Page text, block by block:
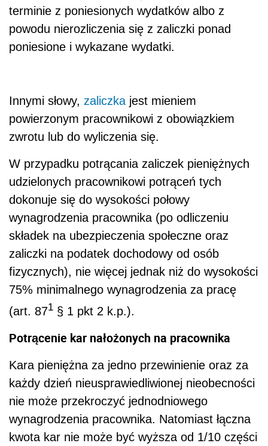
terminie z poniesionych wydatków albo z
powodu nierozliczenia się z zaliczki ponad
poniesione i wykazane wydatki.
Innymi słowy, zaliczka jest mieniem
powierzonym pracownikowi z obowiązkiem
zwrotu lub do wyliczenia się.
W przypadku potrącania zaliczek pieniężnych
udzielonych pracownikowi potrąceń tych
dokonuje się do wysokości połowy
wynagrodzenia pracownika (po odliczeniu
składek na ubezpieczenia społeczne oraz
zaliczki na podatek dochodowy od osób
fizycznych), nie więcej jednak niż do wysokości
75% minimalnego wynagrodzenia za pracę
(art. 871 § 1 pkt 2 k.p.).
Potrącenie kar nałożonych na pracownika
Kara pieniężna za jedno przewinienie oraz za
każdy dzień nieusprawiedliwionej nieobecności
nie może przekroczyć jednodniowego
wynagrodzenia pracownika. Natomiast łączna
kwota kar nie może być wyższa od 1/10 części